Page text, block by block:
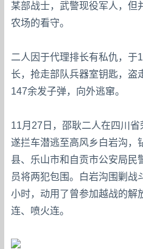
某部战士，武警现役军人，但
农场的看守。
二人因于代理排长有私仇，于
长，抢走部队兵器室钥匙，盗
147余发子弹，向外逃窜。
11月27日，邵耿二人在四川省
遂拦车潜逃至高风乡白岩沟，
县、乐山市和自贡市公安局民
员将两犯包围。白岩沟围剿战
小时，动用了曾参加越战的解
连、喷火连。